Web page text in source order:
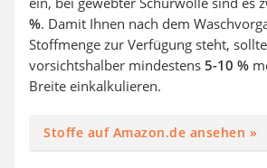
%. Damit Ihnen nach dem
Stoffmenge zur Verfügung steht,
vorsichtshalber mindestens 5-10 %
Breite einkalkulieren.
Stoffe auf Amazon.de ansehen »